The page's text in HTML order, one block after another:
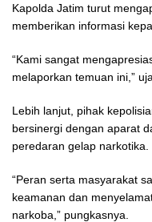
Kapolda Jatim turut
memberikan informasi
“Kami sangat
melaporkan temuan ini,”
Lebih lanjut, pihak
bersinergi dengan aparat
peredaran gelap narkotika.
“Peran serta masyarakat
keamanan dan
narkoba,” pungkasnya.